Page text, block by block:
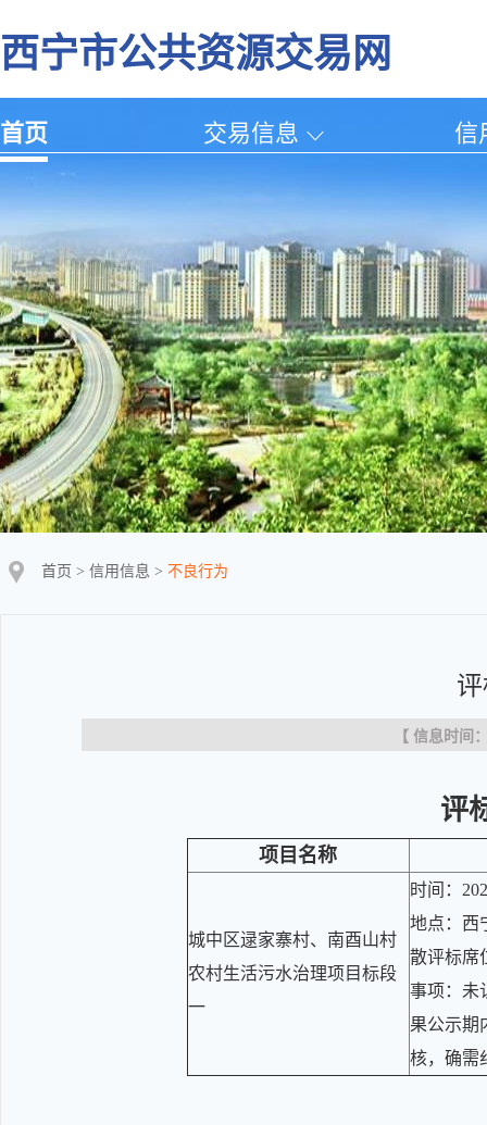
西宁市公共资源交易网
首页 交易信息 信
首页 > 信用信息 > 不良行为
【 信息时间
评
项目名称
城中区逯家寨村、南酉山村
农村生活污水治理项目标段
一
时间：
地点：西
散评标席
事项：未
果公示期
核，确需